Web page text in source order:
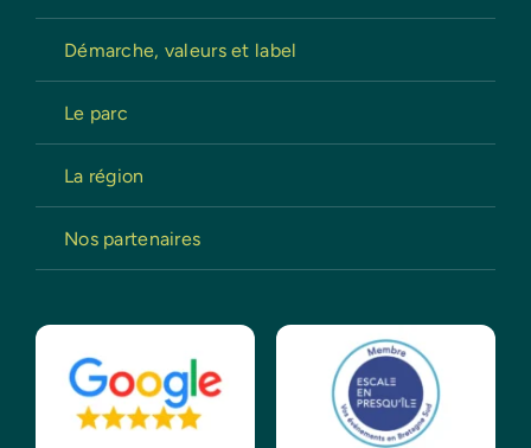
Démarche, valeurs et label
Le parc
La région
Nos partenaires